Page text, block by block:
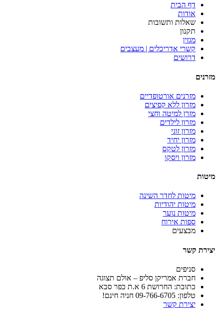
דף הבית
אודות
שאלות ותשובות
תקנון
מגזין
קשרי אדריכלים | מעצבים
דרושים
מזרנים
מזרנים אורטופדיים
מזרון ללא קפיצים
מזרן למיטה וחצי
מזרון לילדים
מזרון זוגי
מזרון יחיד
מזרון לטקס
מזרון ויסקו
מיטות
מיטות לחדר השינה
מיטות יהודיות
מיטות נוער
ספות אירוח
מבצעים
יצירת קשר
סניפים
חברת אמריקן סליפ – אולם תצוגה
כתובת: החרושת 6 א.ת כפר סבא
טלפון: 09-766-6705 חניה חינם!
יצירת קשר